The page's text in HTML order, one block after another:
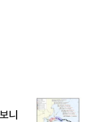
니